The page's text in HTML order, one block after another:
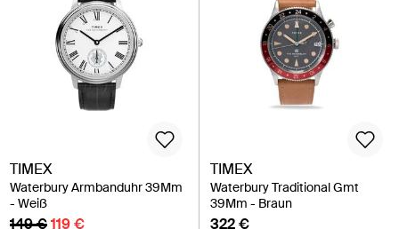
TIMEX
Waterbury Armbanduhr 39Mm
- Weiß
149 €119 €
TIMEX
Waterbury Traditional Gmt
39Mm - Braun
322 €